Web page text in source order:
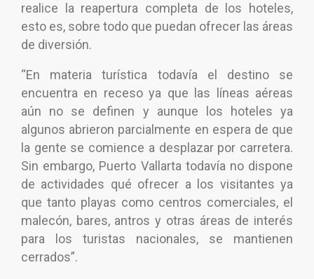
realice la reapertura completa de los hoteles,
esto es, sobre todo que puedan ofrecer las áreas
de diversión.
“En materia turística todavía el destino se
encuentra en receso ya que las líneas aéreas
aún no se definen y aunque los hoteles ya
algunos abrieron parcialmente en espera de que
la gente se comience a desplazar por carretera.
Sin embargo, Puerto Vallarta todavía no dispone
de actividades qué ofrecer a los visitantes ya
que tanto playas como centros comerciales, el
malecón, bares, antros y otras áreas de interés
para los turistas nacionales, se mantienen
cerrados”.